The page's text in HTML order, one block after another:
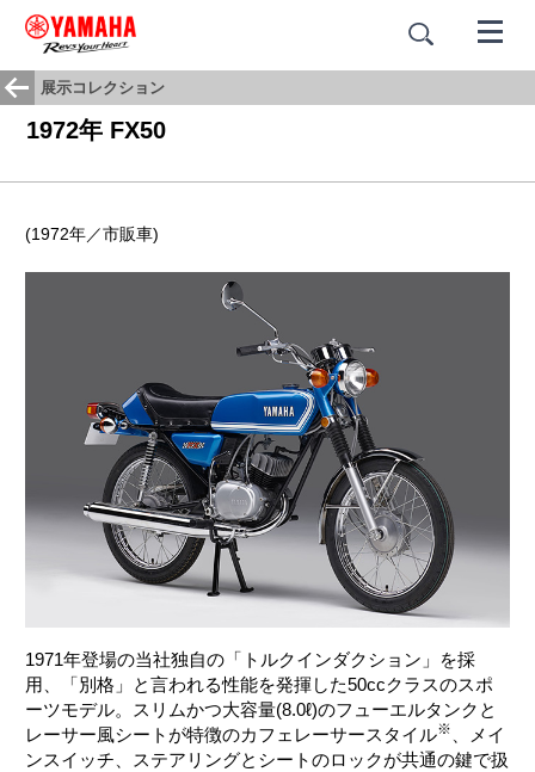
展示コレクション
1972年 FX50
(1972年／市販車)
1971年登場の当社独自の「トルクインダクション」を採
用、「別格」と言われる性能を発揮した50ccクラスのスポ
ーツモデル。スリムかつ大容量(8.0ℓ)のフューエルタンクと
レーサー風シートが特徴のカフェレーサースタイル※
、メイ
ンスイッチ、ステアリングとシートのロックが共通の鍵で扱